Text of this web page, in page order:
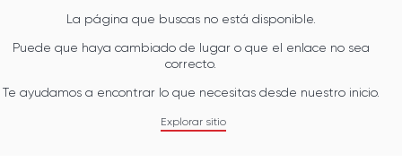
La página que buscas no está disponible.
Puede que haya cambiado de lugar o que el enlace no sea
correcto.
Te ayudamos a encontrar lo que necesitas desde nuestro inicio.
Explorar sitio